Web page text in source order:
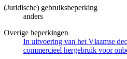
(Juridische) gebruiksbeperking
anders
Overige beperkingen
In uitvoering van het Vlaamse
commercieel hergebruik voor